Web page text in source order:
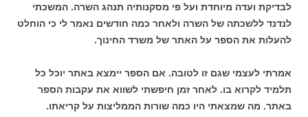
לבדיקת ועדה מיוחדת ועל פי מסקנותיה תנהג השרה. המשכתי
לנדנד ללשכתה של השרה ולאחר כמה חודשים נאמר לי כי הוחלט
להעלות את הספר על האתר של משרד החינוך.
אמרתי לעצמי שגם זו לטובה. אם הספר יימצא באתר יוכל כל
תלמיד לקרוא בו. לאחר זמן חיפשתי לשווא את עקבות הספר
באתר. מה שמצאתי היו כמה שורות הממליצות על קריאתו.